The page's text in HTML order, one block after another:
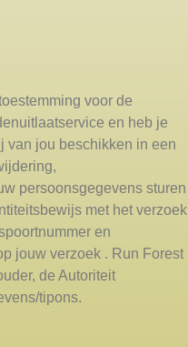
voor de
en heb je
van jou beschikken in een
persoonsgegevens sturen
met het verzoek
en
jouw verzoek . Run Forest
de Autoriteit
tipons.